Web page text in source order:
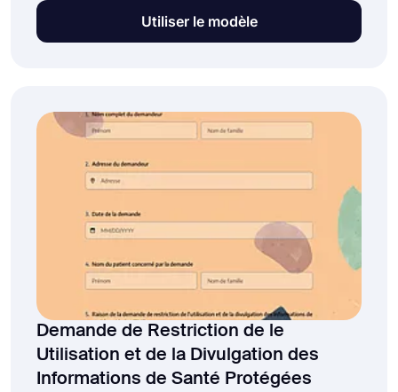
confidentialité. Si vous demandez des
communications confidentielles, vous avez
cliquant sur le bouton "Utiliser le modèle" ci-
dessous.
Utiliser le modèle
Demande de Restriction de le
Utilisation et de la Divulgation des
Informations de Santé Protégées